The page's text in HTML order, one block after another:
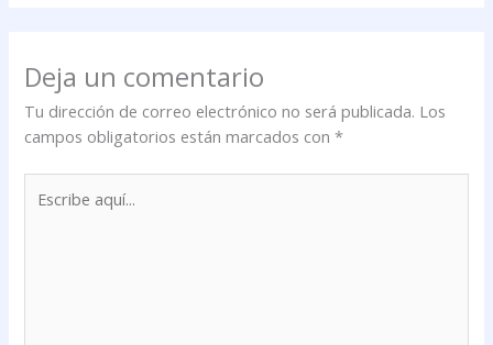
Deja un comentario
Tu dirección de correo electrónico no será publicada. Los
campos obligatorios están marcados con*
aquí...